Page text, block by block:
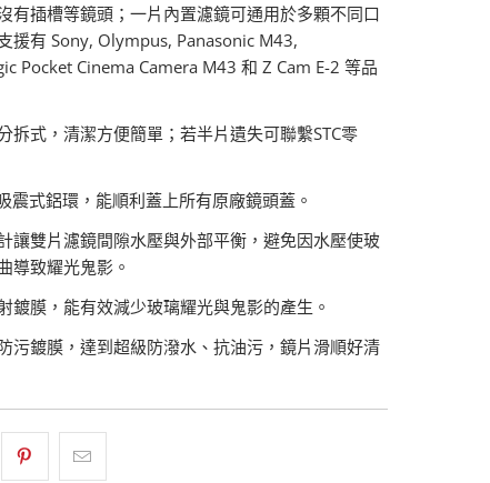
有插槽等鏡頭；一片內置濾鏡可通用於多顆不同口
援有 Sony, Olympus, Panasonic M43,
Pocket Cinema Camera M43 和 Z Cam E-2 等品
拆式，清潔方便簡單；若半片遺失可聯繫STC零
震式鋁環，能順利蓋上所有原廠鏡頭蓋。
讓雙片濾鏡間隙水壓與外部平衡，避免因水壓使玻
導致耀光鬼影。
鍍膜，能有效減少玻璃耀光與鬼影的產生。
污鍍膜，達到超級防潑水、抗油污，鏡片滑順好清